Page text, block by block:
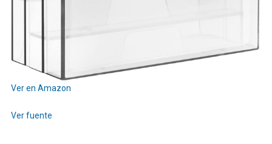
Ver en Amazon
Ver fuente